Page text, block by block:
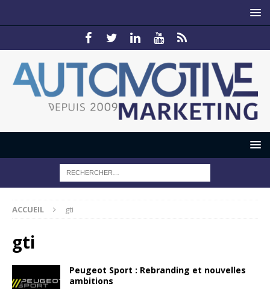
ACCUEIL gti
gti
Peugeot Sport : Rebranding et nouvelles
ambitions